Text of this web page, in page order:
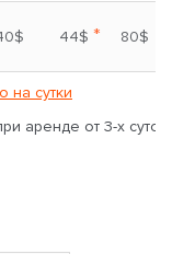
44$ * 80$
на сутки
аренде от 3-х суток